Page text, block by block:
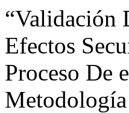
“Validación
Efectos
Proceso De